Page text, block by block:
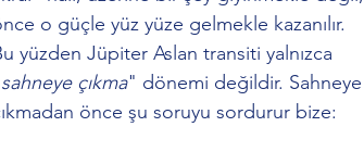
o güçle yüz yüze gelmekle kazanılır.
yüzden Jüpiter Aslan transiti yalnızca
sahneye çıkma" dönemi değildir. Sahneye
önce şu soruyu sordurur bize: